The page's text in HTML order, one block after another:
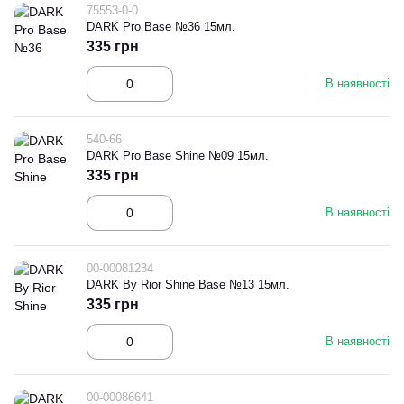
75553-0-0
DARK Pro Base №36 15мл.
В наявності
335 грн
540-66
DARK Pro Base Shine №09 15мл.
В наявності
335 грн
00-00081234
DARK By Rior Shine Base №13 15мл.
В наявності
335 грн
00-00086641